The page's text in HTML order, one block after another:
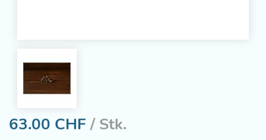
63.00 CHF/ Stk.